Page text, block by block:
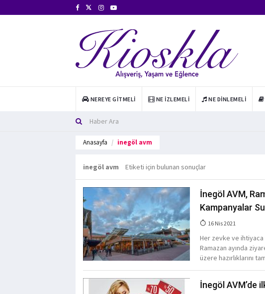
NEREYE GITMELI NE İZLEMELI NE DINLEMELI
Anasayfa inegöl avm
inegöl avm Etiketi için bulunan sonuçlar
İnegöl AVM,
Kampanyalar
16 Nis 2021
Her zevke ve ihtiyaca
Ramazan ayında
üzere hazırlıklarını
İnegöl AVM’de